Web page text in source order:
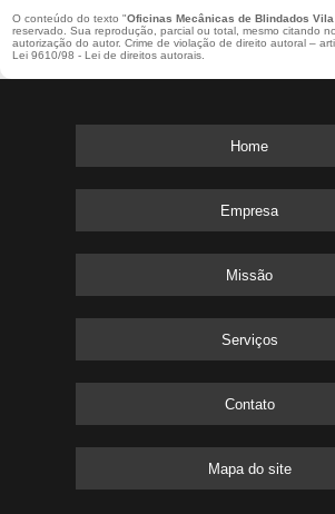
O conteúdo do texto "Oficinas Mecânicas de Blindados
reservado. Sua reprodução, parcial ou total, mesmo citando
autorização do autor. Crime de violação de direito autoral –
Lei 9610/98 - Lei de direitos autorais.
Home
Empresa
Missão
Serviços
Contato
Mapa do site